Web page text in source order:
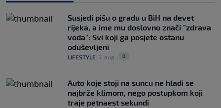
Susjedi pišu o gradu u BiH na devet
rijeka, a ime mu doslovno znači "zdrava
voda": Svi koji ga posjete ostanu
oduševljeni
LIFESTYLE 7. aug. 0
Auto koje stoji na suncu ne hladi se
najbrže klimom, nego postupkom koji
traje petnaest sekundi